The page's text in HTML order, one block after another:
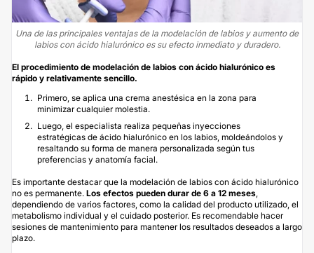
Una de las principales ventajas de la modelación de labios y aumento de
labios con ácido hialurónico es su efecto inmediato y duradero.
El procedimiento de modelación de labios con ácido hialurónico es
rápido y relativamente sencillo.
Primero, se aplica una crema anestésica en la zona para
minimizar cualquier molestia.
Luego, el especialista realiza pequeñas inyecciones
estratégicas de ácido hialurónico en los labios, moldeándolos y
resaltando su forma de manera personalizada según tus
preferencias y anatomía facial.
Es importante destacar que la modelación de labios con ácido hialurónico
no es permanente. Los efectos pueden durar de 6 a 12 meses,
dependiendo de varios factores, como la calidad del producto utilizado, el
metabolismo individual y el cuidado posterior. Es recomendable hacer
sesiones de mantenimiento para mantener los resultados deseados a largo
plazo.